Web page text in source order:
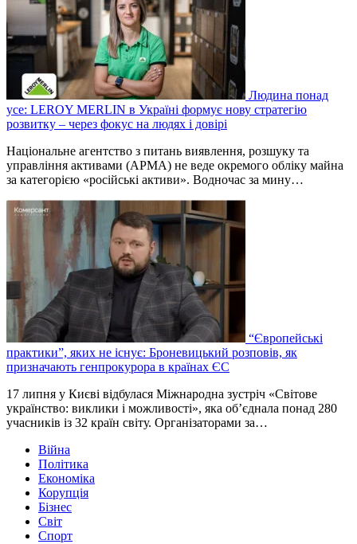
Людина понад
усе: LEROY MERLIN в Україні формує нову стратегію
розвитку – через фокус на людях і довірі
Національне агентство з питань виявлення, розшуку та
управління активами (АРМА) не веде окремого обліку майна
за категорією «російські активи». Водночас за мину…
“Європейські
практики”, яких не існує: Броневицький розповів, як
призначають генпрокурора в країнах ЄС
17 липня у Києві відбулася Міжнародна зустріч «Світове
українство: виклики і можливості», яка об’єднала понад 280
учасників із 32 країн світу. Організаторами за…
Війна
Політика
Економіка
Корупція
Бізнес
Світ
Спорт